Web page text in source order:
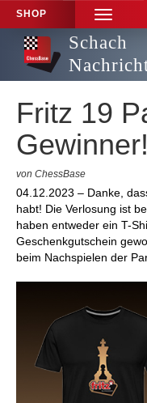
SHOP
TOGGLE
Schach
Fritz 19
Gewinner!
von ChessBase
04.12.2023 – Danke,
habt! Die Verlosung ist
haben entweder ein T-
Geschenkgutschein
beim Nachspielen der